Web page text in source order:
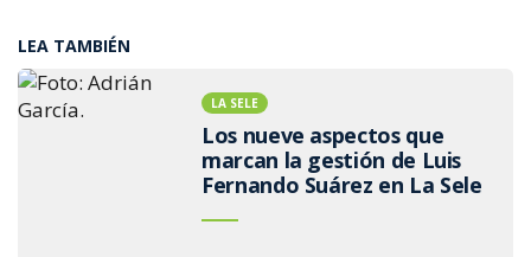
LEA TAMBIÉN
LA SELE
Los nueve aspectos que
marcan la gestión de Luis
Fernando Suárez en La Sele